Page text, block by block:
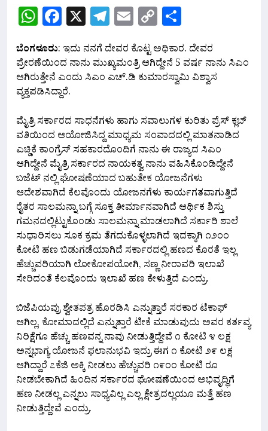
WhatsApp
Facebook
X Telegram
Email
Copy
Link
ಬೆಂಗಳೂರು: ಇದು ನನಗೆ ದೇವರ ಕೊಟ್ಟ ಅಧಿಕಾರ. ದೇವರ
ಪ್ರೇರಣೆಯಿಂದ ನಾನು ಮುಖ್ಯಮಂತ್ರಿ ಆಗಿದ್ದೇನೆ 5 ವರ್ಷ ನಾನು ಸಿಎಂ
ಆಗಿರುತ್ತೇನೆ ಎಂದು ಸಿಎಂ ಎಚ್.ಡಿ ಕುಮಾರಸ್ವಾಮಿ ವಿಶ್ವಾಸ
ವ್ಯಕ್ತಪಡಿಸಿದ್ದಾರೆ.
ಮೈತ್ರಿ ಸರ್ಕಾರದ ಸಾಧನೆಗಳು ಹಾಗು ಸವಾಲುಗಳ ಕುರಿತು ಪ್ರೆಸ್ ಕ್ಲಬ್
ವತಿಯಿಂದ ಆಯೋಜಿಸಿದ್ದ ಮಾಧ್ಯಮ ಸಂವಾದದಲ್ಲಿ ಮಾತನಾಡಿದ
ಎಚ್ಡಿಕೆ ಕಾಂಗ್ರೆಸ್ ಸಹಕಾರದೊಂದಿಗೆ ನಾನು ಈ ರಾಜ್ಯದ ಸಿಎಂ
ಆಗಿದ್ದೇನೆ ಮೈತ್ರಿ ಸರ್ಕಾರದ ನಾಯಕತ್ವ ನಾನು ವಹಿಸಿಕೊಂಡಿದ್ದೇನೆ
ಬಜೆಟ್ ನಲ್ಲಿ ಘೋಷಣೆಯಾದ ಬಹುತೇಕ ಯೋಜನೆಗಳು
ಆದೇಶವಾಗಿದೆ ಕೆಲವೊಂದು ಯೋಜನಗೆಳು ಕಾರ್ಯಗತವಾಗುತ್ತಿದೆ
ರೈತರ ಸಾಲಮನ್ನಾ ಬಗ್ಗೆ ಸೂಕ್ತ ತೀರ್ಮಾನವಾಗಿದೆ ಆರ್ಥಿಕ ಶಿಸ್ತು
ಗಮನದಲ್ಲಿಟ್ಟುಕೊಂಡು ಸಾಲಮನ್ನಾ ಮಾಡಲಾಗಿದೆ ಸರ್ಕಾರಿ ಶಾಲೆ
ಸುಧಾರಿಸಲು ಸೂಕ ಕ್ರಮ ತೆಗದುಕೊಳ್ಳಲಾಗಿದೆ ಇದಕ್ಕಾಗಿ ೧೨೦೦
ಕೋಟಿ ಹಣ ಬಿಡುಗಡೆಯಾಗಿದೆ ಸರ್ಕಾರದಲ್ಲಿ ಹಣದ ಕೊರತೆ ಇಲ್ಲ
ಹೆಚ್ಚುವರಿಯಾಗಿ ಲೋಕೋಪಯೋಗಿ, ಸಣ್ಣ ನೀರಾವರಿ ಇಲಾಖೆ
ಸೇರಿದಂತೆ ಕೆಲವೊಂದು ಇಲಾಖೆ ಹಣ ಕೇಳುತ್ತಿದೆ ಎಂದ್ರು.
ಬಿಜೆಪಿಯವ್ರು ಶ್ವೇತಪತ್ರ ಹೊರಡಿಸಿ‌ ಎನ್ನುತ್ತಾರೆ ಸರಕಾರ ಟೆಕಾಫ್
ಆಗಿಲ್ಲ, ಕೋಮಾದಲ್ಲಿದೆ ಎನ್ನುತ್ತಾರೆ ಟೀಕೆ ಮಾಡುವುದು ಅವರ ಕರ್ತವ್ಯ
ನಿರಿಕ್ಷೆಗೂ ಹೆಚ್ಚು ಹಣವನ್ನ ನಾವು ನೀಡುತ್ತಿದ್ದೇವೆ ೧ ಕೋಟಿ ೪ ಲಕ್ಷ
ಅನ್ನಭಾಗ್ಯ ಯೋಜನೆ ಫಲಾನುಭವಿ ಇದ್ರು ಈಗ ೧ ಕೋಟಿ ೨೯ ಲಕ್ಷ
ಆಗಿದ್ದಾರೆ ೭ಕೆಜಿ ಅಕ್ಕಿ ನೀಡಲು ಹೆಚ್ಚುವರಿ ೧೯೦೦ ಕೋಟಿ ರೂ
ನೀಡಬೇಕಾಗಿದೆ ಹಿಂದಿನ ಸರ್ಕಾರದ ಘೋಷಣೆಯಿಂದ ಅಭಿವೃದ್ಧಿಗೆ
ಹಣ ನೀಡಲ್ಲ ಎನ್ನಲು ಸಾಧ್ಯವಿಲ್ಲ ಎಲ್ಲ ಕ್ಷೇತ್ರದಲ್ಲಯೂ ಮತ್ತೆ ಹಣ
ನೀಡುತ್ತಿದ್ದೇವೆ ಎಂದ್ರು.